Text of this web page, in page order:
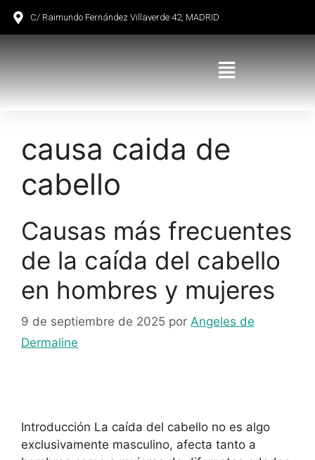
C/ Raimundo Fernández Villaverde 42, MADRID
causa caida de
cabello
Causas más frecuentes
de la caída del cabello
en hombres y mujeres
9 de septiembre de 2025 por Angeles de
Dermaline
Introducción La caída del cabello no es algo
exclusivamente masculino, afecta tanto a